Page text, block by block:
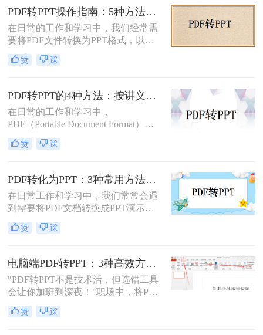
本文将介绍几种简单实用的方法，帮
助您高效完成转换。
PDF转PPT操作指南：5种方法的具体操作流程和参数设置！
在日常的工作和学习中，我们经常需
要将PDF文件转换为PPT格式，以便
进行演示或编辑。PDF文件以其固定
格式和跨平台的优势而广受欢迎，但
和动态展示效果。那么pdf转ppt怎么
操作呢？本文将介绍五种将PDF转换
为PPT的方法，帮助您轻松完成这一
任务。
赞 踩
PDF转PPT的4种方法：按讲义、合同、报告3种文件类型选！
在日常的工作和学习中，
PDF（Portable Document Format）因
其格式稳定、跨平台兼容等优点而广
泛应用。然而，在某些场合下，我们
PPT（PowerPoint）格式，以便进行演
示或编辑。虽然PDF到PPT的转换可
能不如其他格式转换那样直接，但通
过一些方法和工具，我们仍然可以实
现这一目的。本文将详细介绍怎么把
pdf转换成ppt的几种方法，以及相关
赞 踩
PDF转化为PPT：3种常用方法在不同PPT版本下的兼容性！
在日常工作和学习中，我们常常会遇
到需要将PDF文档转换成PPT演示文
稿的情况。无论是为了更好地展示信
息，还是为了方便编辑，掌握如何进
么怎么将pdf转化为ppt呢？本文将介
绍三种常用的方法来实现PDF到PPT
的转换。
赞 踩
电脑端PDF转PPT：3种高效方法的操作步骤和格式保留设置！
"PDF转PPT不是技术活，但选错工具
会让你加班到深夜！"职场中，将PDF
报告一键转化为PPT演示文稿是高频
刚需。然而，90%的办公族曾陷入“转
赞 踩